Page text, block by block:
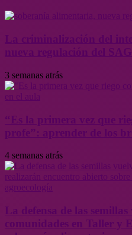
3 semanas atrás
4 semanas atrás